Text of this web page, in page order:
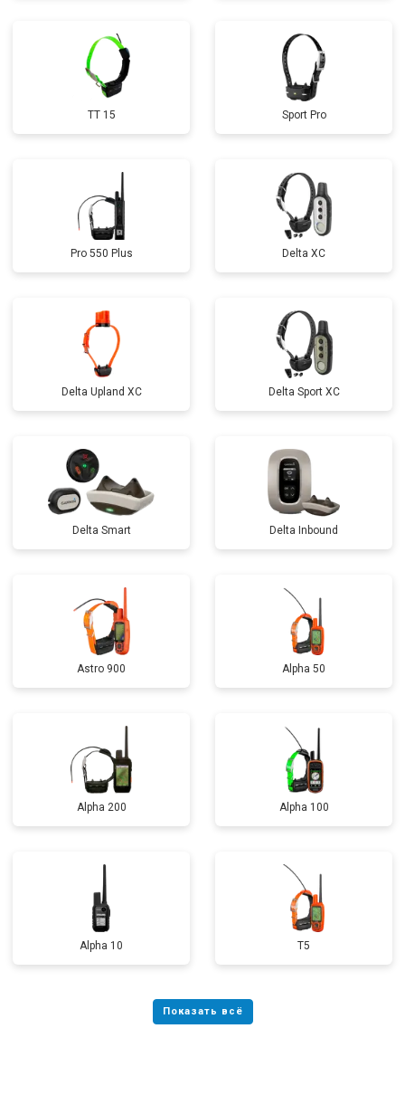
TT 15 Sport Pro
Pro 550 Plus Delta XC
Delta Upland XC Delta Sport XC
Delta Smart Delta Inbound
Astro 900 Alpha 50
Alpha 200 Alpha 100
Alpha 10 T5